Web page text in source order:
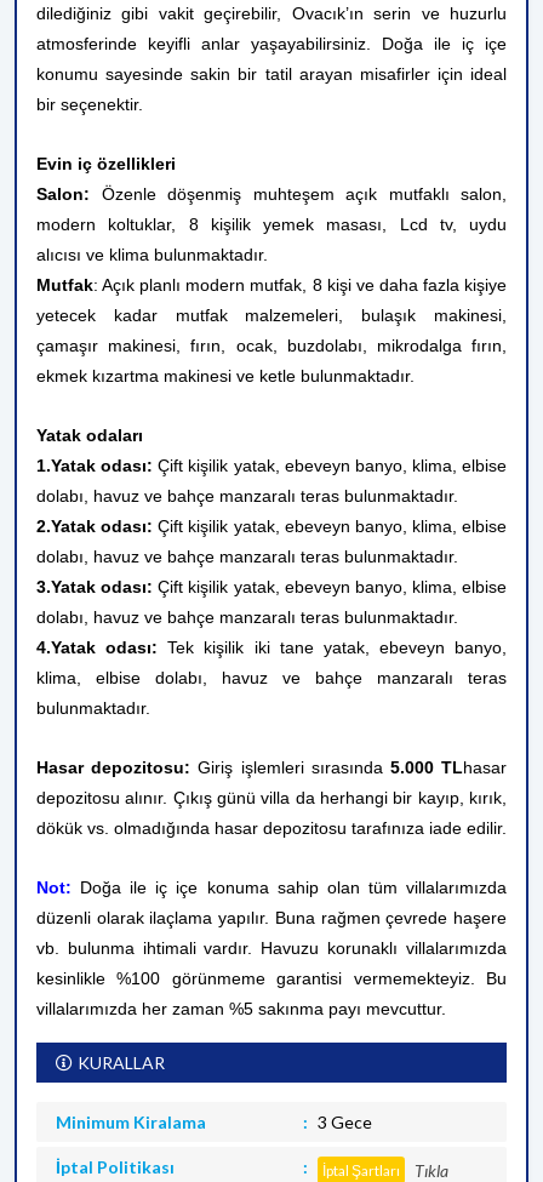
dilediğiniz gibi vakit geçirebilir, Ovacık’ın serin ve huzurlu
atmosferinde keyifli anlar yaşayabilirsiniz. Doğa ile iç içe
konumu sayesinde sakin bir tatil arayan misafirler için ideal
bir seçenektir.
Evin iç özellikleri
Salon: Özenle döşenmiş muhteşem açık mutfaklı salon,
modern koltuklar, 8 kişilik yemek masası, Lcd tv, uydu
alıcısı ve klima bulunmaktadır.
Mutfak: Açık planlı modern mutfak, 8 kişi ve daha fazla kişiye
yetecek kadar mutfak malzemeleri, bulaşık makinesi,
çamaşır makinesi, fırın, ocak, buzdolabı, mikrodalga fırın,
ekmek kızartma makinesi ve ketle bulunmaktadır.
Yatak odaları
1.Yatak odası:Çift kişilik yatak, ebeveyn banyo, klima, elbise
dolabı, havuz ve bahçe manzaralı teras bulunmaktadır.
2.Yatak odası:Çift kişilik yatak, ebeveyn banyo, klima, elbise
dolabı, havuz ve bahçe manzaralı teras bulunmaktadır.
3.Yatak odası:Çift kişilik yatak, ebeveyn banyo, klima, elbise
dolabı, havuz ve bahçe manzaralı teras bulunmaktadır.
4.Yatak odası: Tek kişilik iki tane yatak, ebeveyn banyo,
klima, elbise dolabı, havuz ve bahçe manzaralı teras
bulunmaktadır.
Hasar depozitosu: Giriş işlemleri sırasında 5.000 TLhasar
depozitosu alınır. Çıkış günü villa da herhangi bir kayıp, kırık,
dökük vs. olmadığında hasar depozitosu tarafınıza iade edilir.
Not: Doğa ile iç içe konuma sahip olan tüm villalarımızda
düzenli olarak ilaçlama yapılır. Buna rağmen çevrede haşere
vb. bulunma ihtimali vardır. Havuzu korunaklı villalarımızda
kesinlikle %100 görünmeme garantisi vermemekteyiz. Bu
villalarımızda her zaman %5 sakınma payı mevcuttur.
KURALLAR
Minimum Kiralama 3 Gece
İptal Politikası İptal Şartları Tıkla